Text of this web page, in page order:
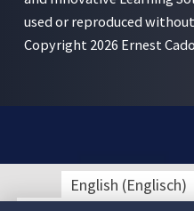
used or reproduced
Copyright 2026 Ernest
English (Englisch)